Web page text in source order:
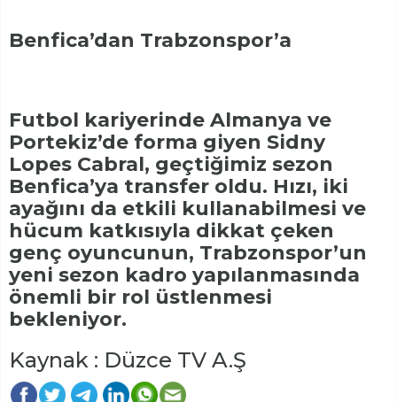
Benfica’dan Trabzonspor’a
Futbol kariyerinde Almanya ve
Portekiz’de forma giyen Sidny
Lopes Cabral, geçtiğimiz sezon
Benfica’ya transfer oldu. Hızı, iki
ayağını da etkili kullanabilmesi ve
hücum katkısıyla dikkat çeken
genç oyuncunun, Trabzonspor’un
yeni sezon kadro yapılanmasında
önemli bir rol üstlenmesi
bekleniyor.
Kaynak : Düzce TV A.Ş